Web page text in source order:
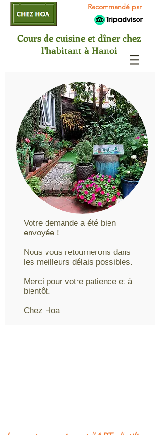
Recommandé par
Cours de cuisine et dîner chez
l'habitant à Hanoi
Votre demande a été bien
envoyée !
Nous vous retournerons dans
les meilleurs délais possibles.
Merci pour votre patience et à
bientôt.
Chez Hoa